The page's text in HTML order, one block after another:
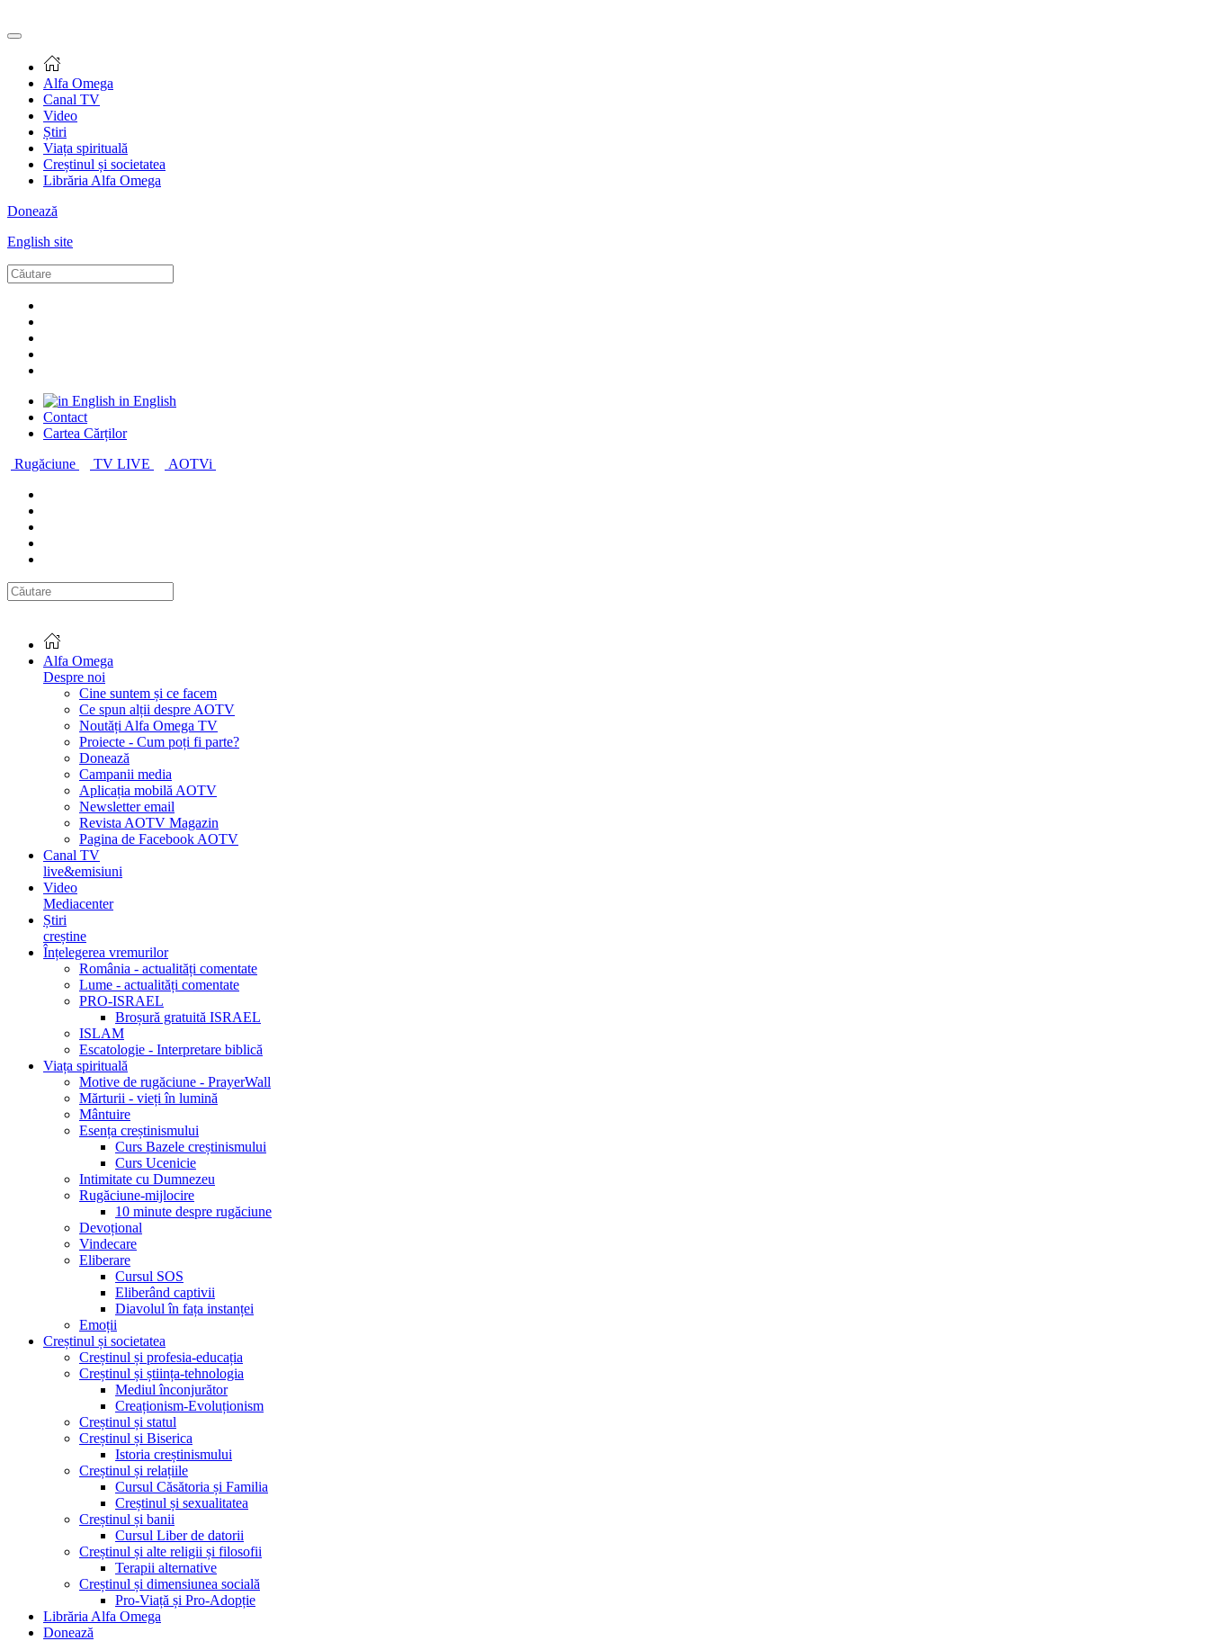
Alfa Omega
Canal TV
Video
Știri
Viața spirituală
Creștinul și societatea
Librăria Alfa Omega
Donează
English site
in English
Contact
Cartea Cărților
Rugăciune
TV LIVE AOTVi
Alfa Omega
Despre noi
Cine suntem și ce facem
Ce spun alții despre AOTV
Noutăți Alfa Omega TV
Proiecte - Cum poți fi parte?
Donează
Campanii media
Aplicația mobilă AOTV
Newsletter email
Revista AOTV Magazin
Pagina de Facebook AOTV
Canal TV
live&emisiuni
Video
Mediacenter
Știri
creștine
Înțelegerea vremurilor
România - actualități comentate
Lume - actualități comentate
PRO-ISRAEL
Broșură gratuită ISRAEL
ISLAM
Escatologie - Interpretare biblică
Viața spirituală
Motive de rugăciune - PrayerWall
Mărturii - vieți în lumină
Mântuire
Esența creștinismului
Curs Bazele creștinismului
Curs Ucenicie
Intimitate cu Dumnezeu
Rugăciune-mijlocire
10 minute despre rugăciune
Devoțional
Vindecare
Eliberare
Cursul SOS
Eliberând captivii
Diavolul în fața instanței
Emoții
Creștinul și societatea
Creștinul și profesia-educația
Creștinul și știința-tehnologia
Mediul înconjurător
Creaționism-Evoluționism
Creștinul și statul
Creștinul și Biserica
Istoria creștinismului
Creștinul și relațiile
Cursul Căsătoria și Familia
Creștinul și sexualitatea
Creștinul și banii
Cursul Liber de datorii
Creștinul și alte religii și filosofii
Terapii alternative
Creștinul și dimensiunea socială
Pro-Viață și Pro-Adopție
Librăria Alfa Omega
Donează